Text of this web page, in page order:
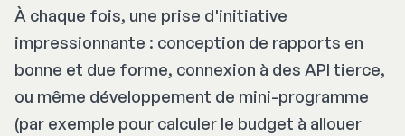
À chaque fois, une prise d'initiative
impressionnante : conception de rapports en
bonne et due forme, connexion à des API tierce,
ou même développement de mini-programme
(par exemple pour calculer le budget à allouer